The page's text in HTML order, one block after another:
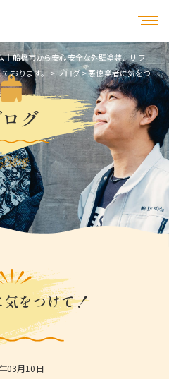
船橋市から安心安全な外壁塗装、リフ
おります。>ブログ>悪徳業者に気をつ
グ
をつけて！
03月10日